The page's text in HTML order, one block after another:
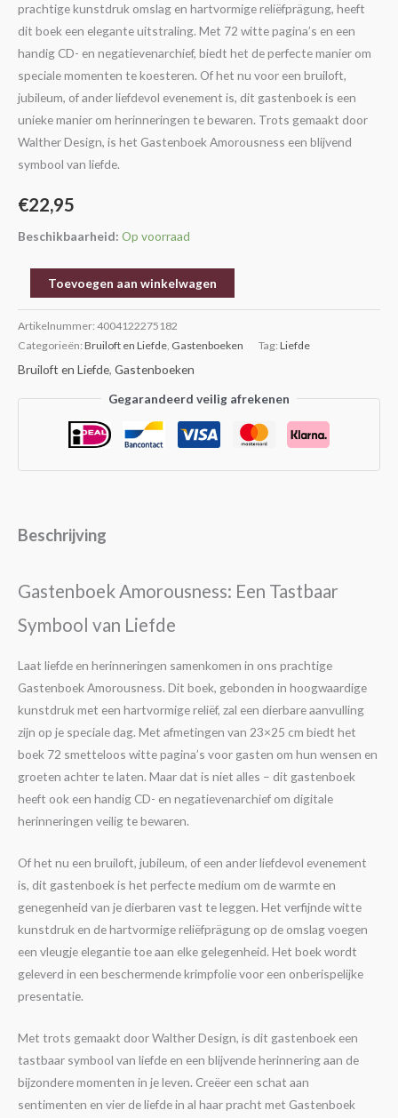
prachtige kunstdruk omslag en hartvormige reliëfprägung, heeft
dit boek een elegante uitstraling. Met 72 witte pagina’s en een
handig CD- en negatievenarchief, biedt het de perfecte manier om
speciale momenten te koesteren. Of het nu voor een bruiloft,
jubileum, of ander liefdevol evenement is, dit gastenboek is een
unieke manier om herinneringen te bewaren. Trots gemaakt door
Walther Design, is het Gastenboek Amorousness een blijvend
symbool van liefde.
€22,95
Beschikbaarheid: Op voorraad
Toevoegen aan winkelwagen
Artikelnummer: 4004122275182
Categorieën: Bruiloft en Liefde Gastenboeken Tag: Liefde
Bruiloft en Liefde, Gastenboeken
Gegarandeerd veilig afrekenen
Beschrijving
Gastenboek Amorousness: Een Tastbaar
Symbool van Liefde
Laat liefde en herinneringen samenkomen in ons prachtige
Gastenboek Amorousness. Dit boek, gebonden in hoogwaardige
kunstdruk met een hartvormige reliëf, zal een dierbare aanvulling
zijn op je speciale dag. Met afmetingen van 23×25 cm biedt het
boek 72 smetteloos witte pagina’s voor gasten om hun wensen en
groeten achter te laten. Maar dat is niet alles – dit gastenboek
heeft ook een handig CD- en negatievenarchief om digitale
herinneringen veilig te bewaren.
Of het nu een bruiloft, jubileum, of een ander liefdevol evenement
is, dit gastenboek is het perfecte medium om de warmte en
genegenheid van je dierbaren vast te leggen. Het verfijnde witte
kunstdruk en de hartvormige reliëfprägung op de omslag voegen
een vleugje elegantie toe aan elke gelegenheid. Het boek wordt
geleverd in een beschermende krimpfolie voor een onberispelijke
presentatie.
Met trots gemaakt door Walther Design, is dit gastenboek een
tastbaar symbool van liefde en een blijvende herinnering aan de
bijzondere momenten in je leven. Creëer een schat aan
sentimenten en vier de liefde in al haar pracht met Gastenboek